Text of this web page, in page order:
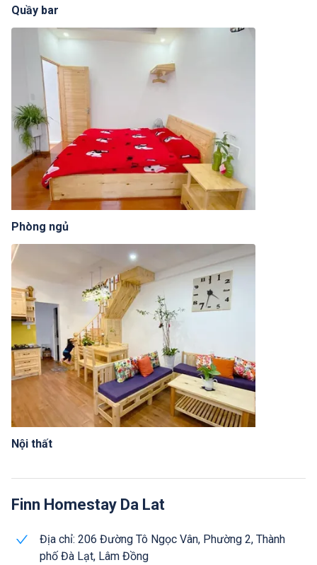
Quầy bar
Phòng ngủ
Nội thất
Finn Homestay Da Lat
Địa chỉ: 206 Đường Tô Ngọc Vân, Phường 2, Thành
phố Đà Lạt, Lâm Đồng